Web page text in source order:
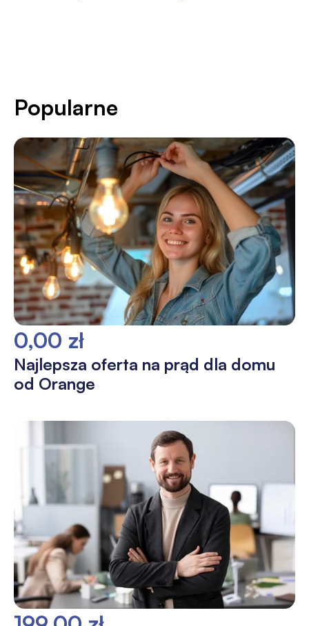
Popularne
0,00 zł
Najlepsza oferta na prąd dla domu
od Orange